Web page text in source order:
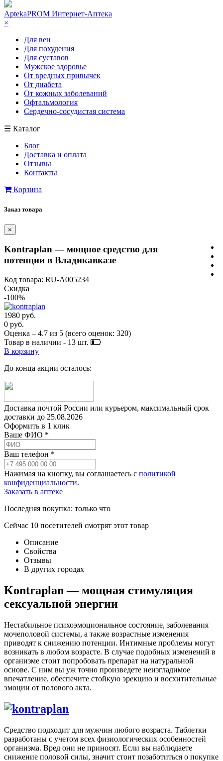
AptekaPROM Интернет-Аптека
×
Для вен
Для похудения
Для суставов
Мужское здоровье
От вредных привычек
От диабета
От кожных заболеваний
Офтальмология
Сердечно-сосудистая система
☰ Каталог
Блог
Доставка и оплата
Отзывы
Контакты
Корзина
Заказ товара
×
Kontraplan — мощное средство для
потенции в Владикавказе
Код товара: RU-A005234
Скидка
-100%
1980 руб.
0 руб.
Оценка – 4.7 из 5 (всего оценок: 320)
Товар в наличии - 13 шт.
В корзину
До конца акции осталось:
Доставка почтой России или курьером, максимальный срок
доставки до 25.08.2026
Оформить в 1 клик
Ваше ФИО *
Ваш телефон *
Нажимая на кнопку, вы соглашаетесь с политикой
конфиденциальности.
Заказать в аптеке
Последняя покупка: только что
Сейчас 10 посетителей смотрят этот товар
Описание
Свойства
Отзывы
В других городах
Kontraplan — мощная стимуляция
сексуальной энергии
Нестабильное психоэмоциональное состояние, заболевания
мочеполовой системы, а также возрастные изменения
приводят к снижению потенции. Интимные проблемы могут
возникать в любом возрасте. В случае подобных изменений в
организме стоит попробовать препарат на натуральной
основе. С ним вы уж точно произведете неизгладимое
впечатление, обеспечите стойкую эрекцию и восхитительные
эмоции от полового акта.
Средство подходит для мужчин любого возраста. Таблетки
разработаны с учетом всех физиологических особенностей
организма. Вред они не приносят. Если вы наблюдаете
снижение половой силы, значит стоит позаботиться о покупке